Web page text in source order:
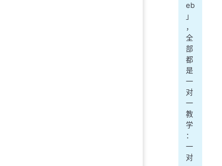
eb
」
，
全
部
都
是
一
对
一
教
学
：
一
对